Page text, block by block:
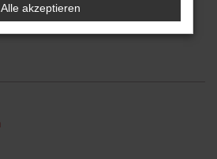
Alle akzeptieren